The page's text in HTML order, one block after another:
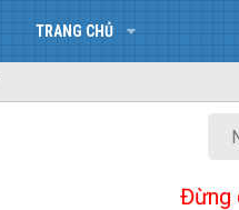
TRANG CHỦ
Đừng